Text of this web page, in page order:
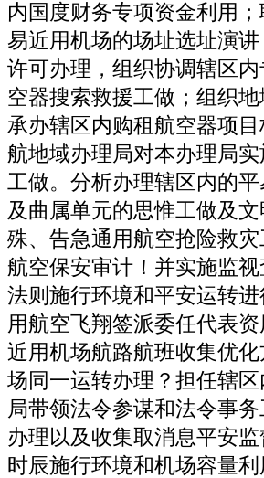
内国度财务专项资金利用
易近用机场的场址选址演
许可办理，组织协调辖区
空器搜索救援工做；组织
承办辖区内购租航空器项
航地域办理局对本办理局
工做。分析办理辖区内的
及曲属单元的思惟工做及
殊、告急通用航空抢险救
航空保安审计！并实施监
法则施行环境和平安运转
用航空飞翔签派委任代表
近用机场航路航班收集优
场同一运转办理？担任辖
局带领法令参谋和法令事
办理以及收集取消息平安
时辰施行环境和机场容量